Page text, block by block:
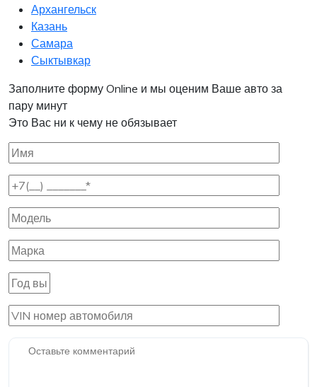
Архангельск
Казань
Самара
Сыктывкар
Заполните форму Online и мы оценим Ваше авто за
пару минут
Это Вас ни к чему не обязывает